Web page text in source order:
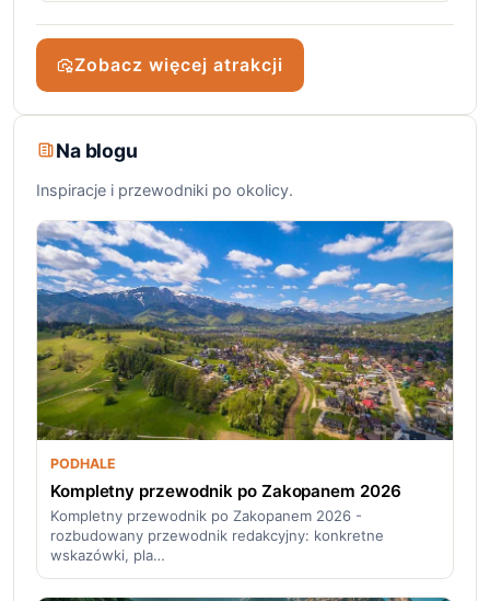
Zobacz więcej atrakcji
Na blogu
Inspiracje i przewodniki po okolicy.
PODHALE
Kompletny przewodnik po Zakopanem 2026
Kompletny przewodnik po Zakopanem 2026 -
rozbudowany przewodnik redakcyjny: konkretne
wskazówki, pla…